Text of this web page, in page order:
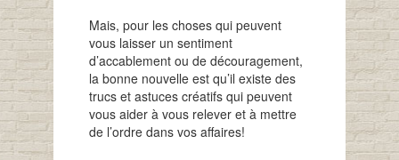
Mais, pour les choses qui peuvent
vous laisser un sentiment
d’accablement ou de découragement,
la bonne nouvelle est qu’il existe des
trucs et astuces créatifs qui peuvent
vous aider à vous relever et à mettre
de l’ordre dans vos affaires!